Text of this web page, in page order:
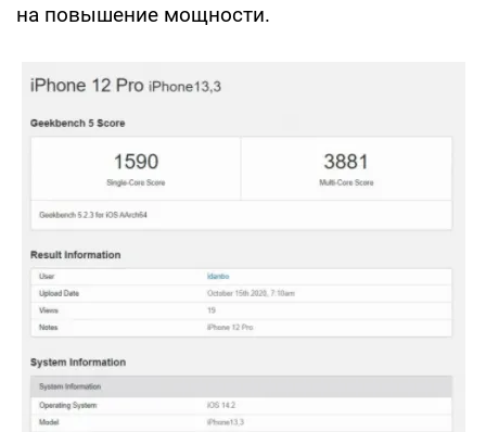
на повышение мощности.